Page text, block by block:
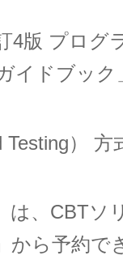
4版 プログ
イドブッ
Testing）
は、CBTソ
から予約で